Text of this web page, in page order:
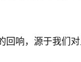
回响，源于我们